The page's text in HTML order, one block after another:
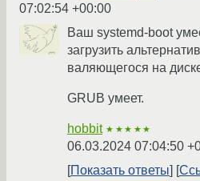
07:02:54 +00:00
Ваш systemd-boot
загрузить
валяющегося на
GRUB умеет.
hobbit ★★★★★
06.03.2024 07:04:50
Показать ответы